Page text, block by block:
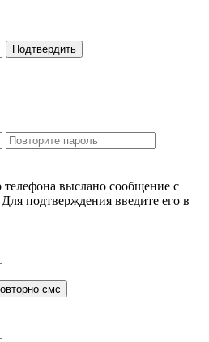
Подтвердить
выслано сообщение с
подтверждения введите его в